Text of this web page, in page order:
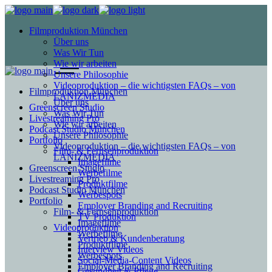
Filmproduktion München
Über uns
Was Wir Tun
Wie wir arbeiten
Unsere Philosophie
Videoproduktion – die wichtigsten FAQs – von
LANIZMEDIA
Greenscreen Studio
Livestreaming Pro
Podcast Studio München
Portfolio
Film- & Fernsehproduktion
Imagefilme
Werbefilme
Produktfilme
Werbespots
Employer Branding and Recruiting
TV Produktion
Videoproduktion
Vertrieb & Kundenberatung
Interview Videos
Social-Media-Content Videos
Filmproduktion München
Über uns
Was Wir Tun
Wie wir arbeiten
Unsere Philosophie
Videoproduktion – die wichtigsten FAQs – von
LANIZMEDIA
Greenscreen Studio
Livestreaming Pro
Podcast Studio München
Portfolio
Film- & Fernsehproduktion
Imagefilme
Werbefilme
Produktfilme
Werbespots
Employer Branding and Recruiting